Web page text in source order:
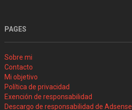
PAGES
Sobre mi
Contacto
Mi objetivo
Política de privacidad
Exención de responsabilidad
Descargo de responsabilidad de Adsense